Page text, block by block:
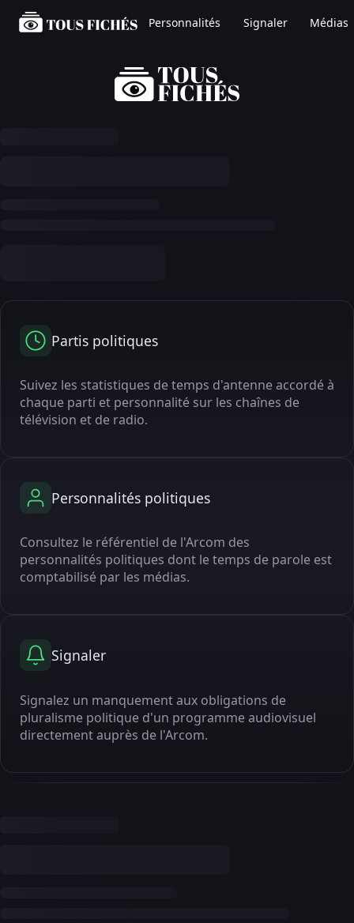
Personnalités Signaler Médias
Partis politiques
Suivez les statistiques de temps d'antenne accordé à
chaque parti et personnalité sur les chaînes de
télévision et de radio.
Personnalités politiques
Consultez le référentiel de l'Arcom des
personnalités politiques dont le temps de parole est
comptabilisé par les médias.
Signaler
Signalez un manquement aux obligations de
pluralisme politique d'un programme audiovisuel
directement auprès de l'Arcom.